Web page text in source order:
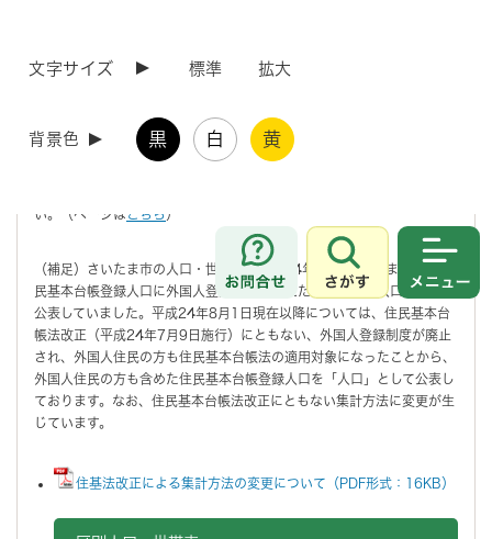
文字サイズ 標準 拡大
背景色 黒 白 黄
お問合せ
さがす
〇最新の人口を知りたい場合は、下のエクセルデータを参照するか、月
照してください。（ツールは
こちら
い。（ページは こちら ）
（補足）さいたま市の人口・世帯は、平成24年7月1日現在までは、住
民基本台帳登録人口に外国人登録人口を加えたものを「総人口」として
公表していました。平成24年8月1日現在以降については、住民基本台
帳法改正（平成24年7月9日施行）にともない、外国人登録制度が廃止
され、外国人住民の方も住民基本台帳法の適用対象になったことから、
外国人住民の方も含めた住民基本台帳登録人口を「人口」として公表し
ております。なお、住民基本台帳法改正にともない集計方法に変更が生
じています。
住基法改正による集計方法の変更について（PDF形式：16KB）